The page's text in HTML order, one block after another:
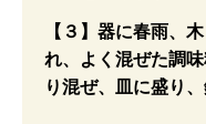
【３】器に春雨、
れ、よく混ぜた調
り混ぜ、皿に盛り